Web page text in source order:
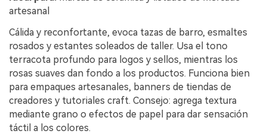
artesanal
Cálida y reconfortante, evoca tazas de barro, esmaltes
rosados y estantes soleados de taller. Usa el tono
terracota profundo para logos y sellos, mientras los
rosas suaves dan fondo a los productos. Funciona bien
para empaques artesanales, banners de tiendas de
creadores y tutoriales craft. Consejo: agrega textura
mediante grano o efectos de papel para dar sensación
táctil a los colores.